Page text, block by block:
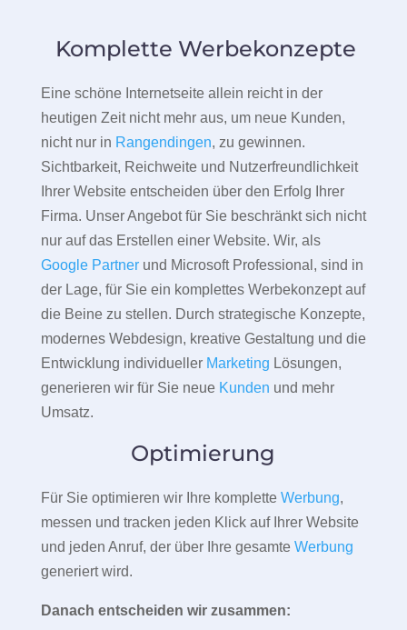
Komplette Werbekonzepte
Eine schöne Internetseite allein reicht in der
heutigen Zeit nicht mehr aus, um neue Kunden,
nicht nur in Rangendingen, zu gewinnen.
Sichtbarkeit, Reichweite und Nutzerfreundlichkeit
Ihrer Website entscheiden über den Erfolg Ihrer
Firma. Unser Angebot für Sie beschränkt sich nicht
nur auf das Erstellen einer Website. Wir, als
Google Partnerund Microsoft Professional, sind in
der Lage, für Sie ein komplettes Werbekonzept auf
die Beine zu stellen. Durch strategische Konzepte,
modernes Webdesign, kreative Gestaltung und die
Entwicklung individueller Marketing Lösungen,
generieren wir für Sie neue Kunden und mehr
Umsatz.
Optimierung
Für Sie optimieren wir Ihre komplette Werbung,
messen und tracken jeden Klick auf Ihrer Website
und jeden Anruf, der über Ihre gesamte Werbung
generiert wird.
Danach entscheiden wir zusammen: